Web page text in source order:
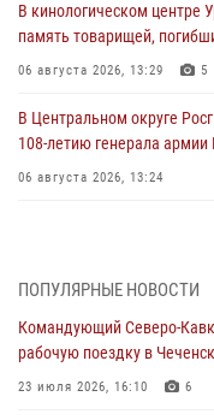
В кинологическом центре
память товарищей,
06 августа 2026, 13:29 5
В Центральном округе
108‑летию генерала
06 августа 2026, 13:24
06 августа 2026, 12:35 1
Росгвардейцы провели
«Гвардеец» в Пензе (видео)
06 августа 2026, 12:00
ПОПУЛЯРНЫЕ НОВОСТИ
Командующий Северо-
рабочую поездку в
23 июля 2026, 16:10 6